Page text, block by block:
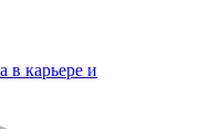
в карьере и